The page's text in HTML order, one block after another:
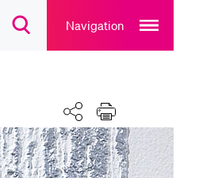
SuchdialogNavigation
main
navigation
Teilen Drucken